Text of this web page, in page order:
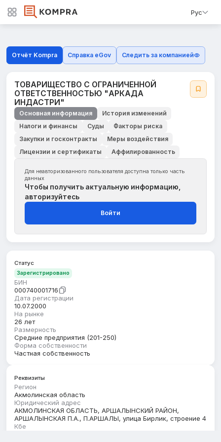
Рус
Отчёт Kompra Справка eGov Следить за компанией
ТОВАРИЩЕСТВО С ОГРАНИЧЕННОЙ
ОТВЕТСТВЕННОСТЬЮ "АРКАДА
ИНДАСТРИ"
Основная информация
История изменений
Налоги и финансы
Суды
Факторы риска
Закупки и госконтракты
Меры воздействия
Лицензии и сертификаты
Аффилированность
Для неавторизованного пользователя доступна только часть
данных
Чтобы получить актуальную информацию,
авторизуйтесь
Войти
Статус
Зарегистрировано
БИН
000740001716
Дата регистрации
10.07.2000
На рынке
26 лет
Размерность
Средние предприятия (201-250)
Форма собственности
Частная собственность
Реквизиты
Регион
Акмолинская область
Юридический адрес
АКМОЛИНСКАЯ ОБЛАСТЬ, АРШАЛЫНСКИЙ РАЙОН,
АРШАЛЫНСКАЯ П.А., П.АРШАЛЫ, улица Бирлик, строение 4
Кбе